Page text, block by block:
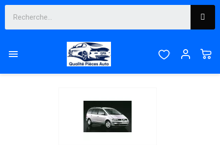

LÈVE VITRE
Sous-catégories